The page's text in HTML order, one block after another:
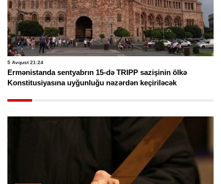
5 Avqust 21:24
Ermənistanda sentyabrın 15-də TRIPP sazişinin ölkə
Konstitusiyasına uyğunluğu nəzərdən keçiriləcək